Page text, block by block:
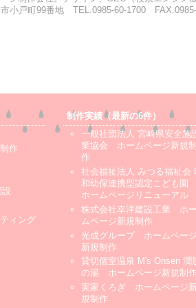
小戸町99番地 TEL.0985-60-1700
作
ィング
制作実績（最新の6件）
一般社団法人 宮崎県安全施
業協会 ホームページ新規
作
社会福祉法人 みつる福祉会
和幼保連携型認定こども
ホームページリニューアル
株式会社幸洋建設工業 ホ
ムページ新規制作
光成グループ ホームペー
新規制作
貸切個室温泉 M's Onsen 潤
の湯 ホームページ新規制
実家くろぎ ホームページ
規制作